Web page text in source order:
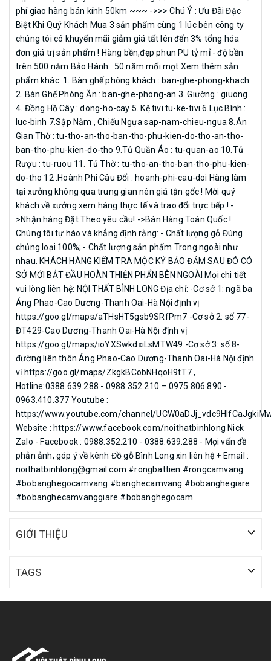
Cao Dương-Thanh Oai-Hà Nội định vị
https://goo.gl/maps/ioYXSwkdxiLsMTW49 -Cơ sở 3: số 8-đường liên
thôn Áng Phao-Cao Dương-Thanh Oai-Hà Nội định vị
https://goo.gl/maps/ZkgkBCobNHqoH9tT7 , Hotline:0388.639.288 -
0988.352.210 – 0975.806.890 - 0963.410.377 Youtube :
https://www.youtube.com/channel/UCW0aDJj_vdc9HlfCaJgkiMw
Website : https://www.facebook.com/noithatbinhlong Nick Zalo -
Facebook : 0988.352.210 - 0388.639.288 - Mọi vấn đề phản ảnh, góp ý
về kênh Đồ gỗ Bình Long xin liên hệ + Email :
noithatbinhlong@gmail.com #rongbattien #rongcamvang
#bobanghegocamvang #banghecamvang #bobanghegiare
#bobanghecamvanggiare #bobanghegocam
phí giao hàng bán kính 50km ~~~ ->>> Chú Ý : Ưu Đãi Đặc
Biệt Khi Quý Khách Mua 3 sản phẩm cùng 1 lúc bên công ty
chúng tôi có khuyến mãi giảm giá tất lên đến 3% tổng hóa
đơn giá trị sản phẩm ! Hàng bền,đẹp phun PU tỷ mỉ - độ bền
trên 500 năm Bảo Hành : 50 năm mối mọt Xem thêm sản
phẩm khác: 1. Bàn ghế phòng khách : ban-ghe-phong-khach
2. Bàn Ghế Phòng Ăn : ban-ghe-phong-an 3. Giường : giuong
4. Đồng Hồ Cây : dong-ho-cay 5. Kệ tivi tu-ke-tivi 6.Lục Bình :
luc-binh 7.Sập Nằm , Chiếu Ngựa sap-nam-chieu-ngua 8.Án
Gian Thờ : tu-tho-an-tho-ban-tho-phu-kien-do-tho-an-tho-
ban-tho-phu-kien-do-tho 9.Tủ Quần Áo : tu-quan-ao 10.Tủ
Rượu : tu-ruou 11. Tủ Thờ : tu-tho-an-tho-ban-tho-phu-kien-
do-tho 12 .Hoành Phi Câu Đối : hoanh-phi-cau-doi Hàng làm
tại xưởng không qua trung gian nên giá tận gốc ! Mời quý
khách về xưởng xem hàng thực tế và trao đổi trực tiếp ! -
>Nhận hàng Đặt Theo yêu cầu! ->Bán Hàng Toàn Quốc !
Chúng tôi tự hào và khẳng định rằng: - Chất lượng gỗ Đúng
chủng loại 100%; - Chất lượng sản phẩm Trong ngoài như
nhau. KHÁCH HÀNG KIỂM TRA MỘC KÝ BẢO ĐẢM SAU ĐÓ CÓ
SỞ MỚI BẮT ĐẦU HOÀN THIỆN PHẨN BÊN NGOÀI Mọi chi tiết
vui lòng liên hệ: NỘI THẤT BÌNH LONG Địa chỉ: -Cơ sở 1: ngã ba
Áng Phao-Cao Dương-Thanh Oai-Hà Nội định vị
https://goo.gl/maps/aTHsHT5gsb9SRfPm7 -Cơ sở 2: số 77-
ĐT429-Cao Dương-Thanh Oai-Hà Nội định vị
https://goo.gl/maps/ioYXSwkdxiLsMTW49 -Cơ sở 3: số 8-
đường liên thôn Áng Phao-Cao Dương-Thanh Oai-Hà Nội định
vị https://goo.gl/maps/ZkgkBCobNHqoH9tT7 ,
Hotline:0388.639.288 - 0988.352.210 – 0975.806.890 -
0963.410.377 Youtube :
https://www.youtube.com/channel/
Website : https://www.facebook.com/noithatbinhlong Nick
Zalo - Facebook : 0988.352.210 - 0388.639.288 - Mọi vấn đề
phản ảnh, góp ý về kênh Đồ gỗ Bình Long xin liên hệ + Email :
noithatbinhlong@gmail.com #rongbattien #rongcamvang
#bobanghegocamvang #banghecamvang #bobanghegiare
#bobanghecamvanggiare #bobanghegocam
GIỚI THIỆU
TAGS